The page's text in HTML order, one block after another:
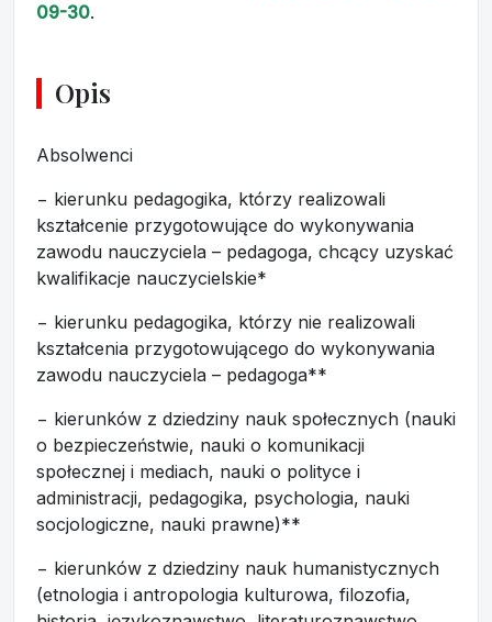
09-30.
Opis
Absolwenci
− kierunku pedagogika, którzy realizowali
kształcenie przygotowujące do wykonywania
zawodu nauczyciela – pedagoga, chcący uzyskać
kwalifikacje nauczycielskie*
− kierunku pedagogika, którzy nie realizowali
kształcenia przygotowującego do wykonywania
zawodu nauczyciela – pedagoga**
− kierunków z dziedziny nauk społecznych (nauki
o bezpieczeństwie, nauki o komunikacji
społecznej i mediach, nauki o polityce i
administracji, pedagogika, psychologia, nauki
socjologiczne, nauki prawne)**
− kierunków z dziedziny nauk humanistycznych
(etnologia i antropologia kulturowa, filozofia,